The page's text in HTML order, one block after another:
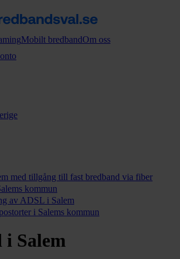
Mobilt bredbandOm oss
med tillgång till fast bredband via fiber
kommun
av ADSL i Salem
i Salems kommun
i Salem